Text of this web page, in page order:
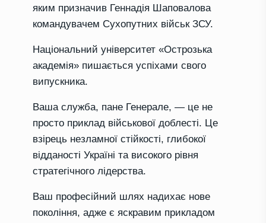
яким призначив Геннадія Шаповалова
командувачем Сухопутних військ ЗСУ.
Національний університет «Острозька
академія» пишається успіхами свого
випускника.
Ваша служба, пане Генерале, — це не
просто приклад військової доблесті. Це
взірець незламної стійкості, глибокої
відданості Україні та високого рівня
стратегічного лідерства.
Ваш професійний шлях надихає нове
покоління, адже є яскравим прикладом